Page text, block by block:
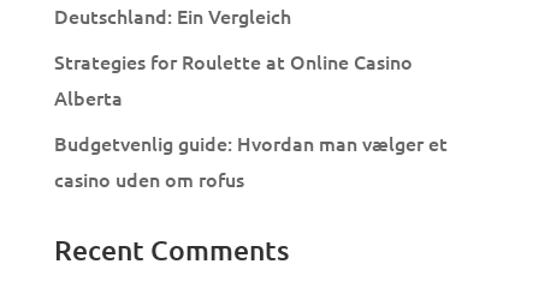
Deutschland: Ein Vergleich
Strategies for Roulette at Online Casino
Alberta
Budgetvenlig guide: Hvordan man vælger et
casino uden om rofus
Recent Comments